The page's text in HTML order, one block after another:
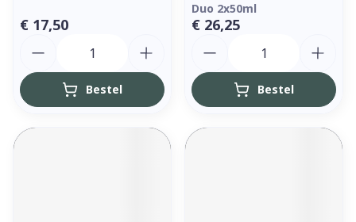
€ 17,50
Bestel
Duo 2x50ml
€ 26,25
Bestel